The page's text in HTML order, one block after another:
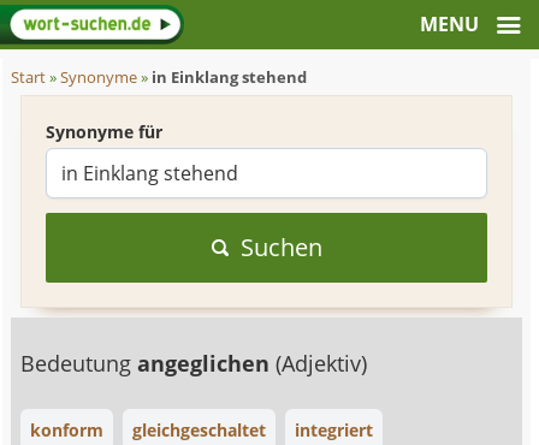
Start»Synonyme» in Einklang stehend
Synonyme für
Suchen
Bedeutungangeglichen(Adjektiv)
konform gleichgeschaltet integriert